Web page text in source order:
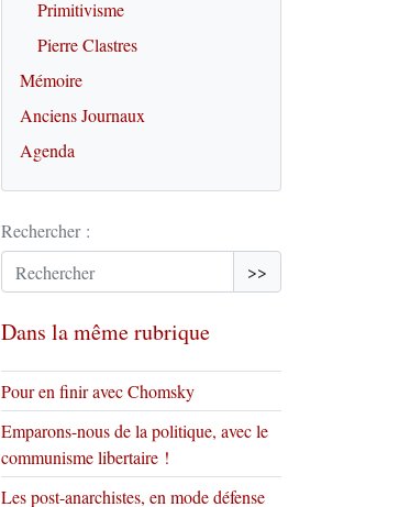
Primitivisme
Pierre Clastres
Mémoire
Anciens Journaux
Agenda
Rechercher :
>>
Dans la même rubrique
Pour en finir avec Chomsky
Emparons-nous de la politique, avec le
communisme libertaire !
Les post-anarchistes, en mode défense